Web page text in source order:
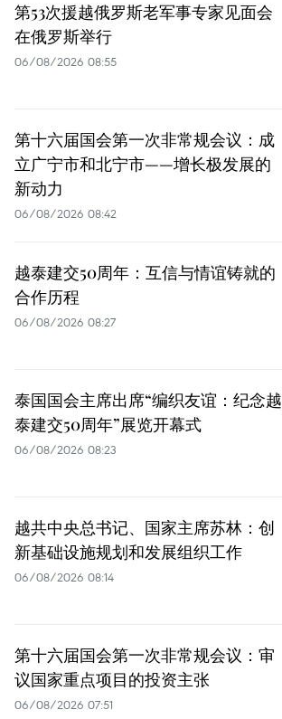
第53次援越俄罗斯老军事专家见面会
在俄罗斯举行
06/08/2026 08:55
第十六届国会第一次非常规会议：成
立广宁市和北宁市——增长极发展的
新动力
06/08/2026 08:42
越泰建交50周年：互信与情谊铸就的
合作历程
06/08/2026 08:27
泰国国会主席出席“编织友谊：纪念越
泰建交50周年”展览开幕式
06/08/2026 08:23
越共中央总书记、国家主席苏林：创
新基础设施规划和发展组织工作
06/08/2026 08:14
第十六届国会第一次非常规会议：审
议国家重点项目的投资主张
06/08/2026 07:51